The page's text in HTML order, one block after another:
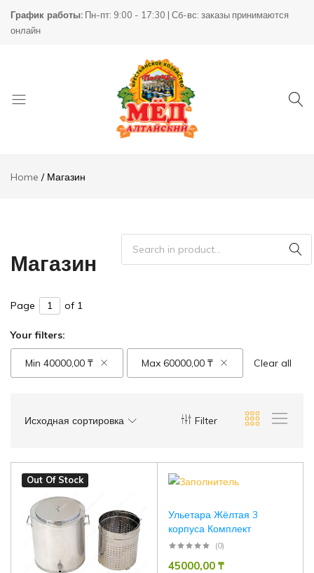
График работы: Пн-пт: 9:00 - 17:30 | Сб-вс: заказы принимаются
онлайн
Home
Магазин
Магазин
Page of 1
Your filters:
Min 40000,00 ₸ Max 60000,00 ₸ Clear all
Filter
Исходная сортировка
Out Of Stock
Ульетара Жёлтая 3
корпуса Комплект
(0)
45000,00 ₸